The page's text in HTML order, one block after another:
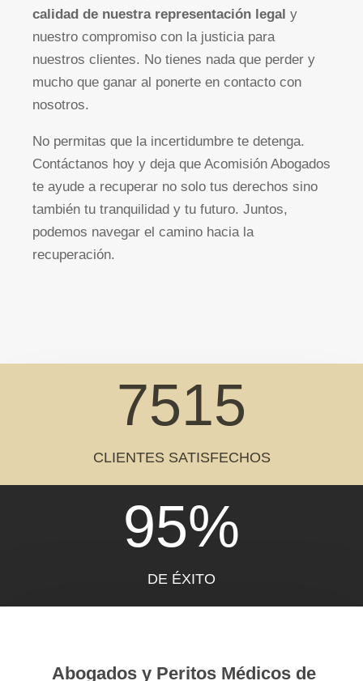
calidad de nuestra representación legal y
nuestro compromiso con la justicia para
nuestros clientes. No tienes nada que perder y
mucho que ganar al ponerte en contacto con
nosotros.
No permitas que la incertidumbre te detenga.
Contáctanos hoy y deja que Acomisión Abogados
te ayude a recuperar no solo tus derechos sino
también tu tranquilidad y tu futuro. Juntos,
podemos navegar el camino hacia la
recuperación.
7515
CLIENTES SATISFECHOS
95%
DE ÉXITO
Abogados y Peritos Médicos de